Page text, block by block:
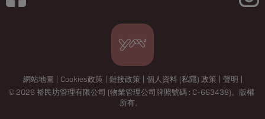
網站地圖 Cookies政策 鏈接政策 個人資料 (私隱) 政策 聲明
© 2026 裕民坊管理有限公司 (物業管理公司牌照號碼 : C-663438)。版權
所有。